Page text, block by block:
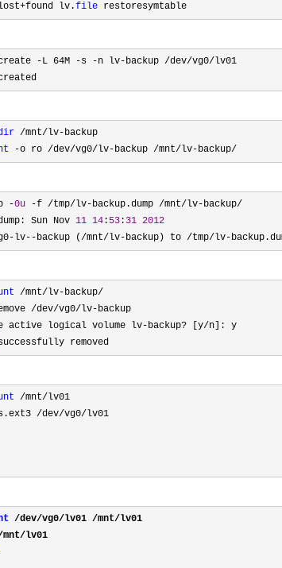
lv.file restoresymtable
-L 64M -s -n lv-backup /dev/vg0/ lv01
/mnt/lv-backup
-o ro /dev/vg0/lv-backup /mnt/lv-backup/
-0u -f /tmp/lv-backup.dump /mnt/lv-backup/
Sun Nov 11 14 : 53 : 31 2012
lv--backup (/mnt/lv-backup) to /tmp/lv-
/mnt/lv-backup/
/dev/vg0/lv-backup
active logical volume lv-backup? [y/n]: y
removed
/mnt/ lv01
/dev/vg0/ lv01
/dev/vg0/lv01 /mnt/lv01
lv01